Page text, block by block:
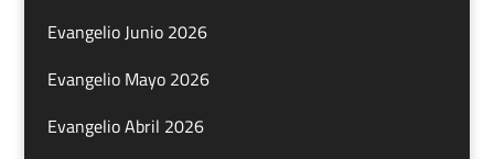
Evangelio Junio 2026
Evangelio Mayo 2026
Evangelio Abril 2026